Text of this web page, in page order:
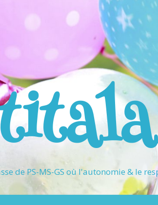
de PS-MS-GS où l'autonomie & le